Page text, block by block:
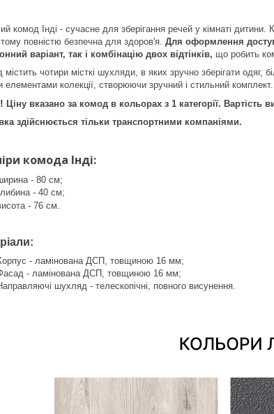
комод Інді - сучасне для зберігання речей у кімнаті
повністю безпечна для здоров'я. Для оформлення
варіант, так і комбінацію двох відтінків, що робить
містить чотири місткі шухляди, в яких зручно зберігати
елементами колекції, створюючи зручний і стильний комплект.
Ціну вказано за комод в кольорах з 1 категорії.
здійснюється тільки транспортними компаніями.
комода Інді:
- 80 см;
- 40 см;
- 76 см.
- ламінована ДСП, товщиною 16 мм;
- ламінована ДСП, товщиною 16 мм;
шухляд - телескопічні, повного висунення.